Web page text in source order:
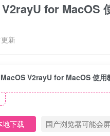
for MacOS
新
V2rayU for MacOS 使用
地下载 国产浏览器可能会